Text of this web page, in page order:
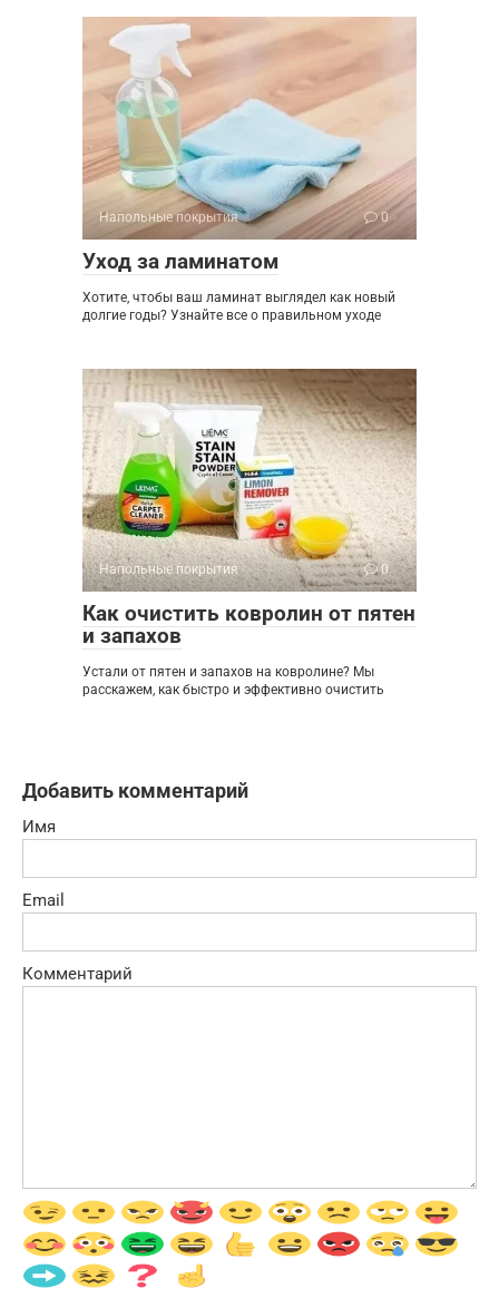
Напольные покрытия 0
Уход за ламинатом
Хотите, чтобы ваш ламинат выглядел как новый
долгие годы? Узнайте все о правильном уходе
Напольные покрытия 0
Как очистить ковролин от пятен
и запахов
Устали от пятен и запахов на ковролине? Мы
расскажем, как быстро и эффективно очистить
Добавить комментарий
Имя
Email
Комментарий